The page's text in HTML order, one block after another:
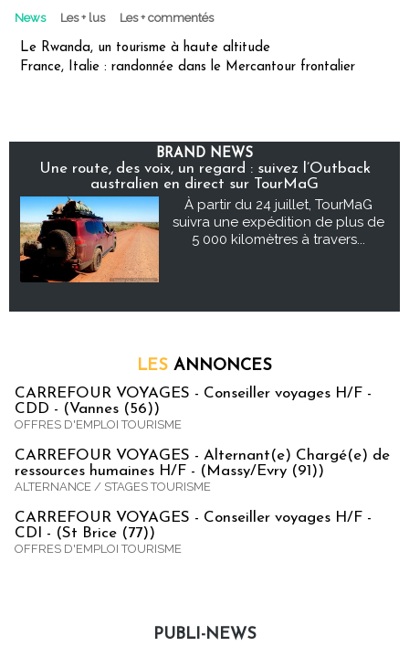
News Les + lus Les + commentés
Le Rwanda, un tourisme à haute altitude
France, Italie : randonnée dans le Mercantour frontalier
BRAND NEWS
Une route, des voix, un regard : suivez l’Outback
australien en direct sur TourMaG
À partir du 24 juillet, TourMaG
suivra une expédition de plus de
5 000 kilomètres à travers...
LES ANNONCES
CARREFOUR VOYAGES - Conseiller voyages H/F -
CDD - (Vannes (56))
OFFRES D'EMPLOI TOURISME
CARREFOUR VOYAGES - Alternant(e) Chargé(e) de
ressources humaines H/F - (Massy/Evry (91))
ALTERNANCE / STAGES TOURISME
CARREFOUR VOYAGES - Conseiller voyages H/F -
CDI - (St Brice (77))
OFFRES D'EMPLOI TOURISME
PUBLI-NEWS